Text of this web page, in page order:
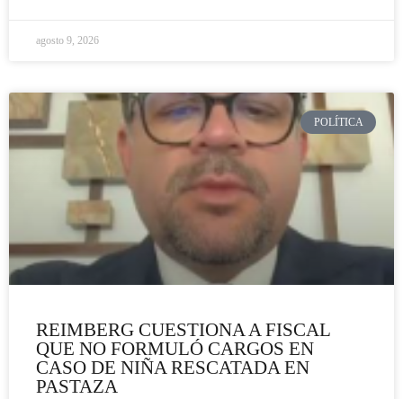
agosto 9, 2026
POLÍTICA
REIMBERG CUESTIONA A FISCAL
QUE NO FORMULÓ CARGOS EN
CASO DE NIÑA RESCATADA EN
PASTAZA